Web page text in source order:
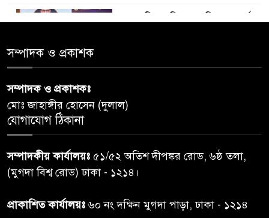
পেশ
৬
তদন্ত শেষ পর্যায়ে, দ্রুত চার্জশিট
৭
রাতের মধ্যে ঢাকাসহ ১০ অঞ্চলে
ঝড়বৃষ্টির পূর্বাভাস
৮
সম্পাদক ও প্রকাশক
সম্পাদক ও প্রকাশকঃ
মোঃ জাহাঙ্গীর হোসেন (দুলাল)
যোগাযোগ ঠিকানা
সম্পাদকীয় কার্যালয়ঃ ৫১/৫২ অতিশ দীপঙ্কর রোড, ৬ষ্ঠ তলা,
(মুগদা বিশ্ব রোড) ঢাকা - ১২১৪।
প্রাকাশিত কার্যালয়ঃ৬০ নং দক্ষিন মুগদা পাড়া, ঢাকা - ১২১৪